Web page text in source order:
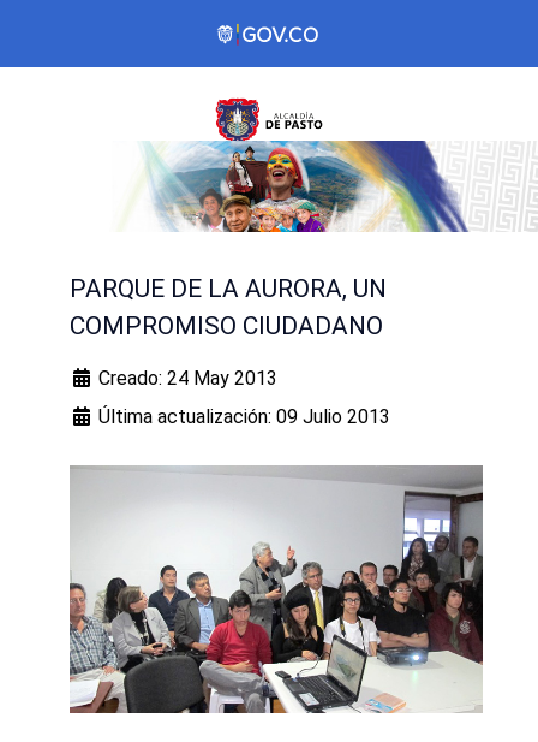
PARQUE DE LA AURORA, UN
COMPROMISO CIUDADANO
Creado: 24 May 2013
Última actualización: 09 Julio 2013